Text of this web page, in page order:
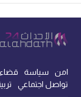
امن سياسة
تواصل اجتماعي